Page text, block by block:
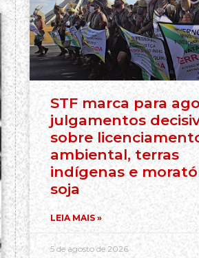
STF marca para
julgamentos
sobre
ambiental, terras
indígenas e
soja
LEIA MAIS »
5 de agosto de 2026